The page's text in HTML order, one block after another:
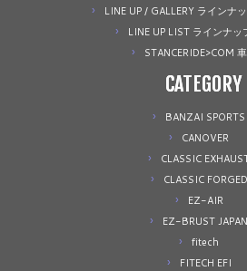
LINE UP / GALLERY ラインナ
LINE UP LIST ラインナッ
STANCERIDE>COM
CATEGORY
BANZAI SPORTS
CANOVER
CLASSIC
CLASSIC FORGED
EZ-AIR
EZ-BRUST JAPAN
fitech
FITECH EFI